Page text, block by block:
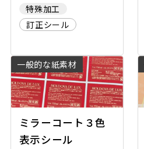
特殊加工
訂正シール
一般的な紙素材
ミラーコート３色
表示シール